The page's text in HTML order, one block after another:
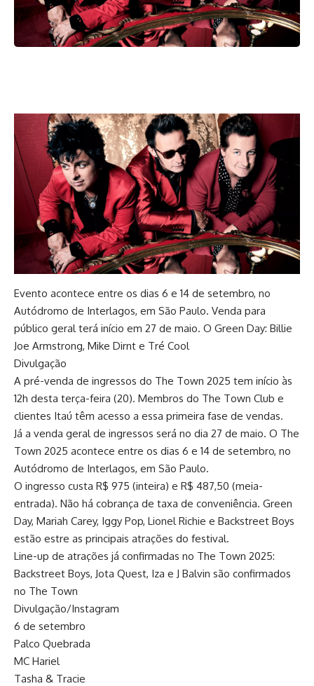
Evento acontece entre os dias 6 e 14 de setembro, no
Autódromo de Interlagos, em São Paulo. Venda para
público geral terá início em 27 de maio. O Green Day: Billie
Joe Armstrong, Mike Dirnt e Tré Cool
Divulgação
A pré-venda de ingressos do The Town 2025 tem início às
12h desta terça-feira (20). Membros do The Town Club e
clientes Itaú têm acesso a essa primeira fase de vendas.
Já a venda geral de ingressos será no dia 27 de maio. O The
Town 2025 acontece entre os dias 6 e 14 de setembro, no
Autódromo de Interlagos, em São Paulo.
O ingresso custa R$ 975 (inteira) e R$ 487,50 (meia-
entrada). Não há cobrança de taxa de conveniência. Green
Day, Mariah Carey, Iggy Pop, Lionel Richie e Backstreet Boys
estão estre as principais atrações do festival.
Line-up de atrações já confirmadas no The Town 2025:
Backstreet Boys, Jota Quest, Iza e J Balvin são confirmados
no The Town
Divulgação/Instagram
6 de setembro
Palco Quebrada
MC Hariel
Tasha & Tracie